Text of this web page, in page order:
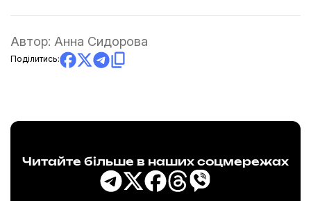
Автор: Анна Сидорова
Поділитись:
Читайте більше в наших соцмережах